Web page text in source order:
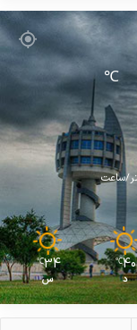
℃
40
℃
د
34
℃
س